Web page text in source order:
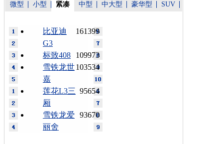
微型 小型 紧凑 中型 中大型 豪华型 SUV
161399
比亚迪
G3
109973
标致408
103534
雪铁龙世
嘉
95654
莲花L3三
厢
93670
雪铁龙爱
丽舍